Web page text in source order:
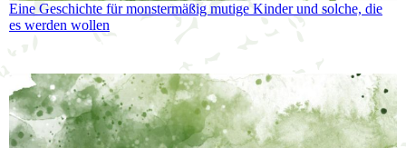
Eine Geschichte für monstermäßig mutige Kinder und solche, die
es werden wollen